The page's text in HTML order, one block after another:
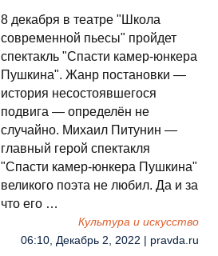
8 декабря в театре "Школа
современной пьесы" пройдет
спектакль "Спасти камер-юнкера
Пушкина". Жанр постановки —
история несостоявшегося
подвига — определён не
случайно. Михаил Питунин —
главный герой спектакля
"Спасти камер-юнкера Пушкина"
великого поэта не любил. Да и за
что его …
Культура и искусство
06:10, Декабрь 2, 2022 | pravda.ru